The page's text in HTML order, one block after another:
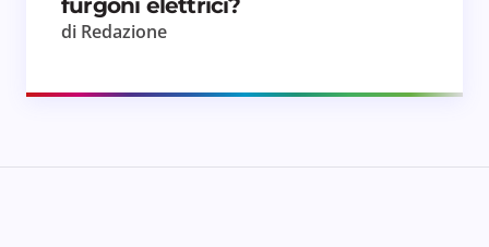
furgoni elettrici?
di Redazione